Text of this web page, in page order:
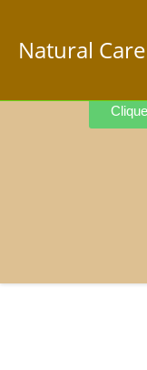
Natural Care